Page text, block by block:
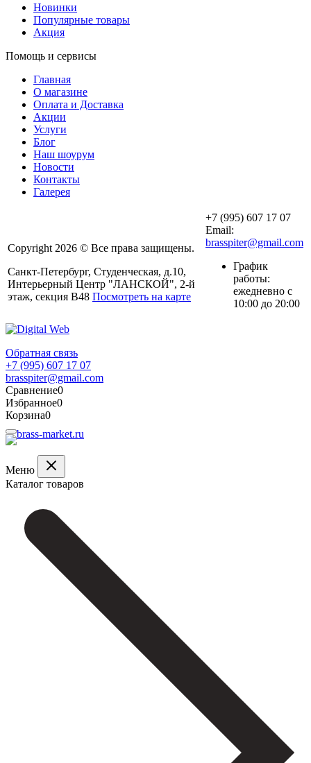
Новинки
Популярные товары
Акция
Помощь и сервисы
Главная
О магазине
Оплата и Доставка
Акции
Услуги
Блог
Наш шоурум
Новости
Контакты
Галерея
Copyright 2026 © Все права защищены.
Санкт-Петербург, Студенческая, д.10,
Интерьерный Центр "ЛАНСКОЙ", 2-й
этаж, секция В48 Посмотреть на карте
+7 (995) 607 17 07
Email:
brasspiter@gmail.com
График
работы:
ежедневно с
10:00 до 20:00
Обратная связь
+7 (995) 607 17 07
brasspiter@gmail.com
Сравнение0
Избранное0
Корзина0
Меню
Каталог товаров